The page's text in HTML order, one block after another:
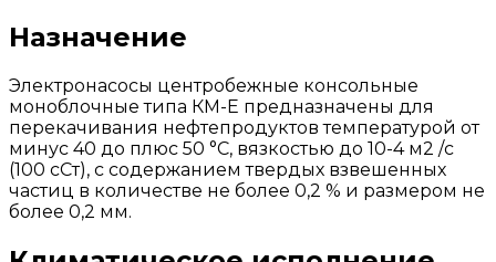
Назначение
Электронасосы центробежные консольные
моноблочные типа КМ-Е предназначены для
перекачивания нефтепродуктов температурой от
минус 40 до плюс 50 °С, вязкостью до 10-4 м2 /с
(100 сСт), с содержанием твердых взвешенных
частиц в количестве не более 0,2 % и размером не
более 0,2 мм.